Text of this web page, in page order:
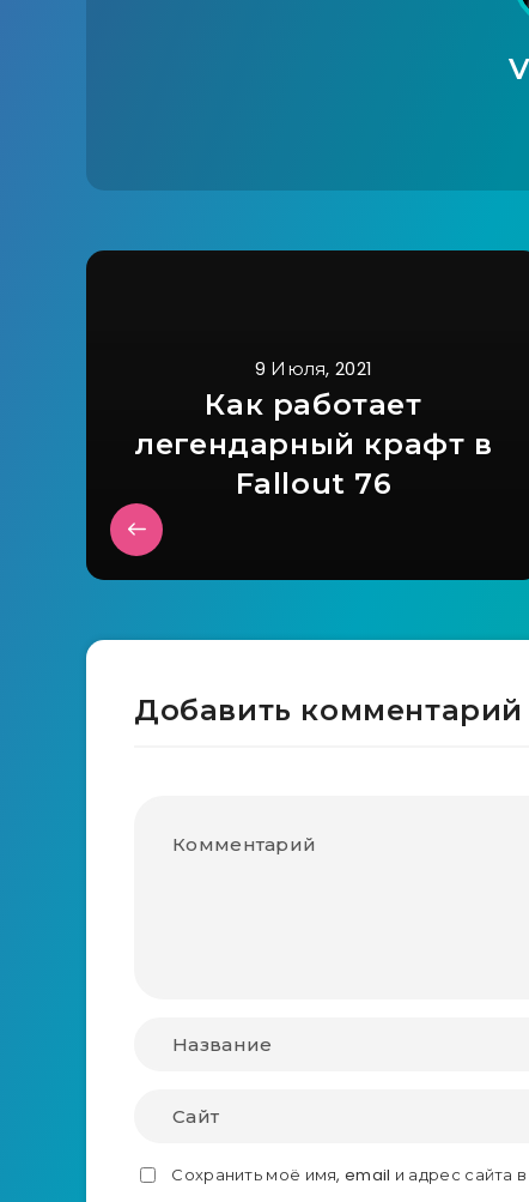
9 Июля, 2021
Как работает
легендарный крафт в
Fallout 76
Добавить комментарий
Сохранить моё имя, email и адрес сайта